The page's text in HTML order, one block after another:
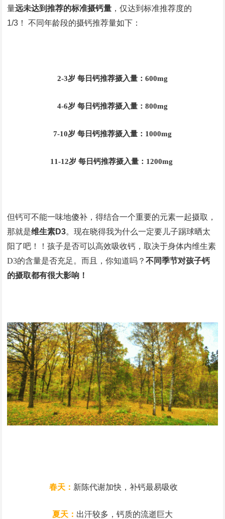
量远未达到推荐的标准摄钙量 ，仅达到标准推荐度的
1/3！ 不同年龄段的摄钙推荐量如下：
2-3岁 每日钙推荐摄入量：600mg
4-6岁 每日钙推荐摄入量：800mg
7-10岁 每日钙推荐摄入量：1000mg
11-12岁 每日钙推荐摄入量：1200mg
但钙可不能一味地傻补，得结合一个重要的元素一起摄取，
那就是维生素D3。现在晓得我为什么一定要儿子踢球晒太
阳了吧！！孩子是否可以高效吸收钙，取决于身体内维生素
D3的含量是否充足 。而且，你知道吗？不同季节对孩子钙
的摄取都有很大影响！
春天： 新陈代谢加快，补钙最易吸收
夏天： 出汗较多，钙质的流逝巨大